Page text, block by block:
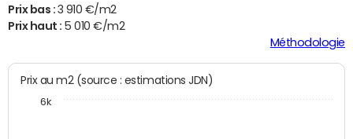
Prix bas : 3 910 €/m2
Prix haut : 5 010 €/m2
Méthodologie
Prix au m2 (source : estimations JDN)
6k